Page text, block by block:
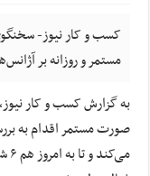
کسب و کار نیوز-
مستمر و روزانه بر
به گزارش کسب و کار
صورت مستمر اقدام به